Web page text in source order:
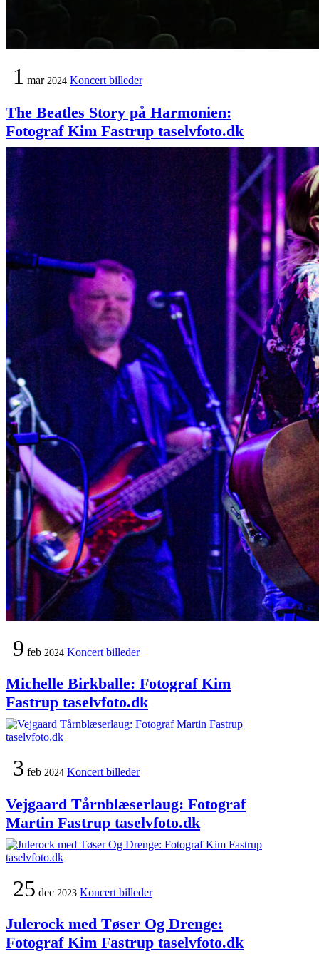
1 mar 2024 Koncert billeder
The Beatles Story på Harmonien:
Fotograf Kim Fastrup taselvfoto.dk
9 feb 2024 Koncert billeder
Michelle Birkballe: Fotograf Kim
Fastrup taselvfoto.dk
3 feb 2024 Koncert billeder
Vejgaard Tårnblæserlaug: Fotograf
Martin Fastrup taselvfoto.dk
25 dec 2023 Koncert billeder
Julerock med Tøser Og Drenge:
Fotograf Kim Fastrup taselvfoto.dk